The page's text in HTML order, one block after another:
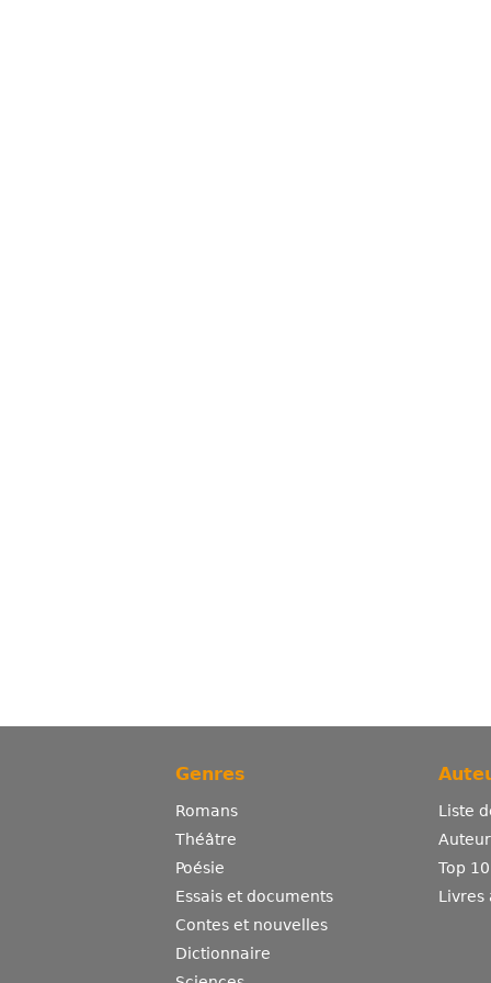
Genres
Romans
Théâtre
Poésie
Essais et documents
Contes et nouvelles
Dictionnaire
Liste
Top
Livres